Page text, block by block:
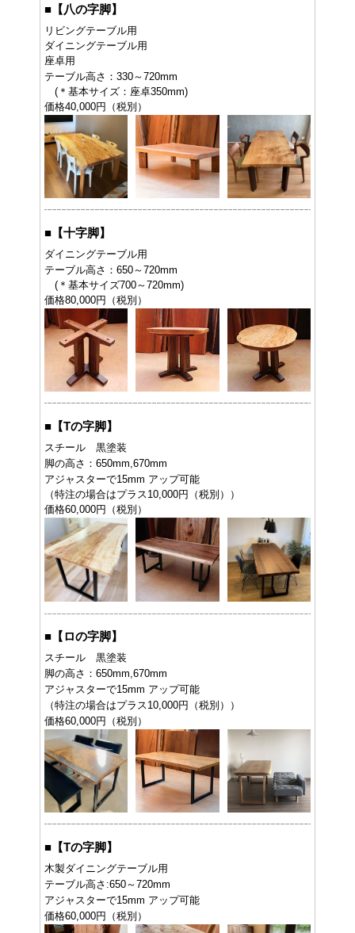
■ 【八の字脚】
リビングテーブル用
ダイニングテーブル用
座卓用
テーブル高さ：330～720mm
(＊基本サイズ：座卓350mm)
価格40,000円（税別）
■ 【十字脚】
ダイニングテーブル用
テーブル高さ：650～720mm
(＊基本サイズ700～720mm)
価格80,000円（税別）
■ 【Tの字脚】
スチール 黒塗装
脚の高さ：650mm,670mm
アジャスターで15mm アップ可能
（特注の場合はプラス10,000円（税別））
価格60,000円（税別）
■ 【ロの字脚】
スチール 黒塗装
脚の高さ：650mm,670mm
アジャスターで15mm アップ可能
（特注の場合はプラス10,000円（税別））
価格60,000円（税別）
■ 【Tの字脚】
木製ダイニングテーブル用
テーブル高さ:650～720mm
アジャスターで15mm アップ可能
価格60,000円（税別）